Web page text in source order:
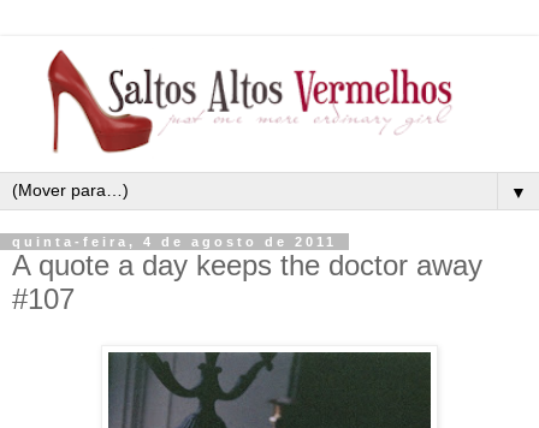
▼
quinta-feira, 4 de agosto de 2011
A quote a day keeps the doctor away
#107